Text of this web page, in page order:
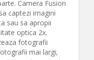
Camera Fusion
captezi imagini
sau sa apropii
optica 2x.
fotografii
mai largi,